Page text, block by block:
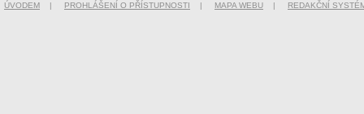
ÚVODEM | PROHLÁŠENÍ O PŘÍSTUPNOSTI | MAPA WEBU | REDAKČNÍ